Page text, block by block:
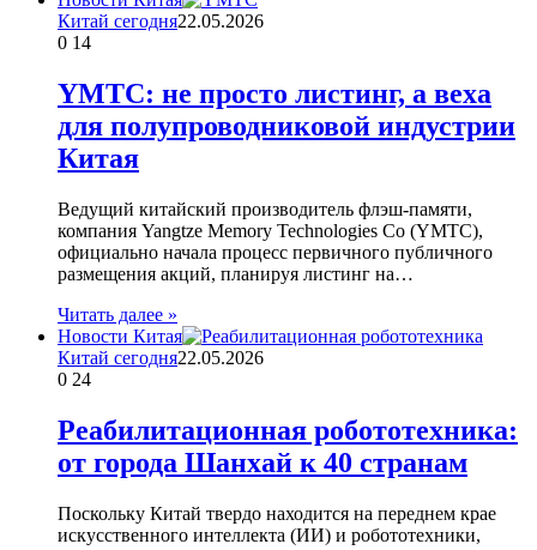
Китай сегодня22.05.2026
0 14
YMTC: не просто листинг, а веха
для полупроводниковой индустрии
Китая
Ведущий китайский производитель флэш-памяти,
компания Yangtze Memory Technologies Co (YMTC),
официально начала процесс первичного публичного
размещения акций, планируя листинг на…
Читать далее »
Новости Китая
Китай сегодня22.05.2026
0 24
Реабилитационная робототехника:
от города Шанхай к 40 странам
Поскольку Китай твердо находится на переднем крае
искусственного интеллекта (ИИ) и робототехники,